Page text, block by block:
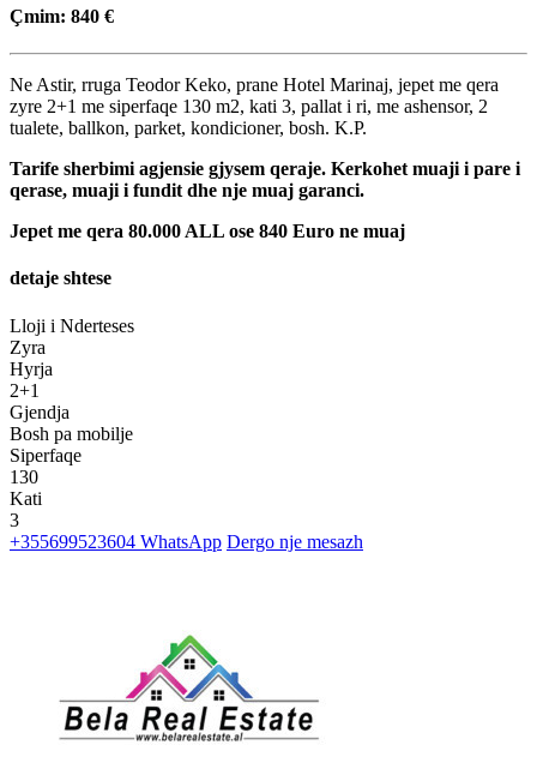
Çmim: 840 €
Ne Astir, rruga Teodor Keko, prane Hotel Marinaj, jepet me qera
zyre 2+1 me siperfaqe 130 m2, kati 3, pallat i ri, me ashensor, 2
tualete, ballkon, parket, kondicioner, bosh. K.P.
Tarife sherbimi agjensie gjysem qeraje. Kerkohet muaji i pare i
qerase, muaji i fundit dhe nje muaj garanci.
Jepet me qera 80.000 ALL ose 840 Euro ne muaj
detaje shtese
Lloji i Nderteses
Zyra
Hyrja
2+1
Gjendja
Bosh pa mobilje
Siperfaqe
130
Kati
3
+355699523604 WhatsApp Dergo nje mesazh